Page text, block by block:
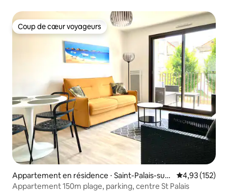
Coup de cœur voyageurs
Coup de cœur voyageurs
Appartement en résidence ⋅ Saint-Palais-sur-
Mer
Évaluation
4,93 (152)
Appartement 150m plage, parking, centre St Palais